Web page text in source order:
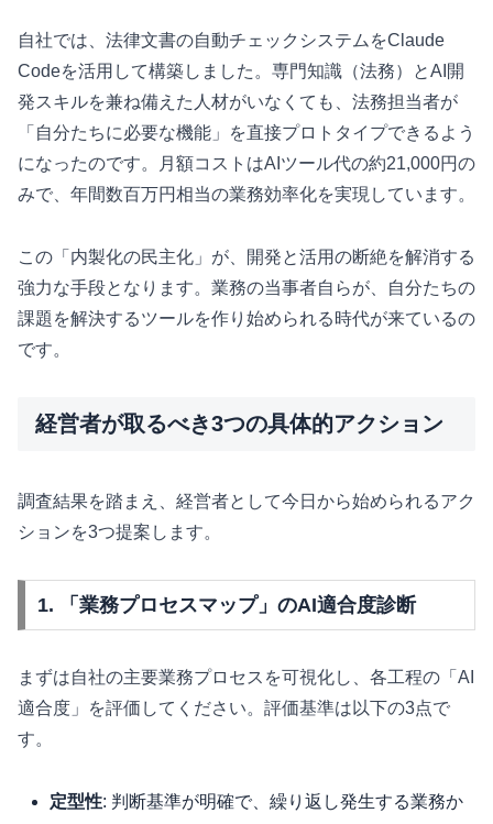
自社では、法律文書の自動チェックシステムをClaude
Codeを活用して構築しました。専門知識（法務）とAI開
発スキルを兼ね備えた人材がいなくても、法務担当者が
「自分たちに必要な機能」を直接プロトタイプできるよう
になったのです。月額コストはAIツール代の約21,000円の
みで、年間数百万円相当の業務効率化を実現しています。
この「内製化の民主化」が、開発と活用の断絶を解消する
強力な手段となります。業務の当事者自らが、自分たちの
課題を解決するツールを作り始められる時代が来ているの
です。
経営者が取るべき3つの具体的アクション
調査結果を踏まえ、経営者として今日から始められるアク
ションを3つ提案します。
1. 「業務プロセスマップ」のAI適合度診断
まずは自社の主要業務プロセスを可視化し、各工程の「AI
適合度」を評価してください。評価基準は以下の3点で
す。
定型性: 判断基準が明確で、繰り返し発生する業務か